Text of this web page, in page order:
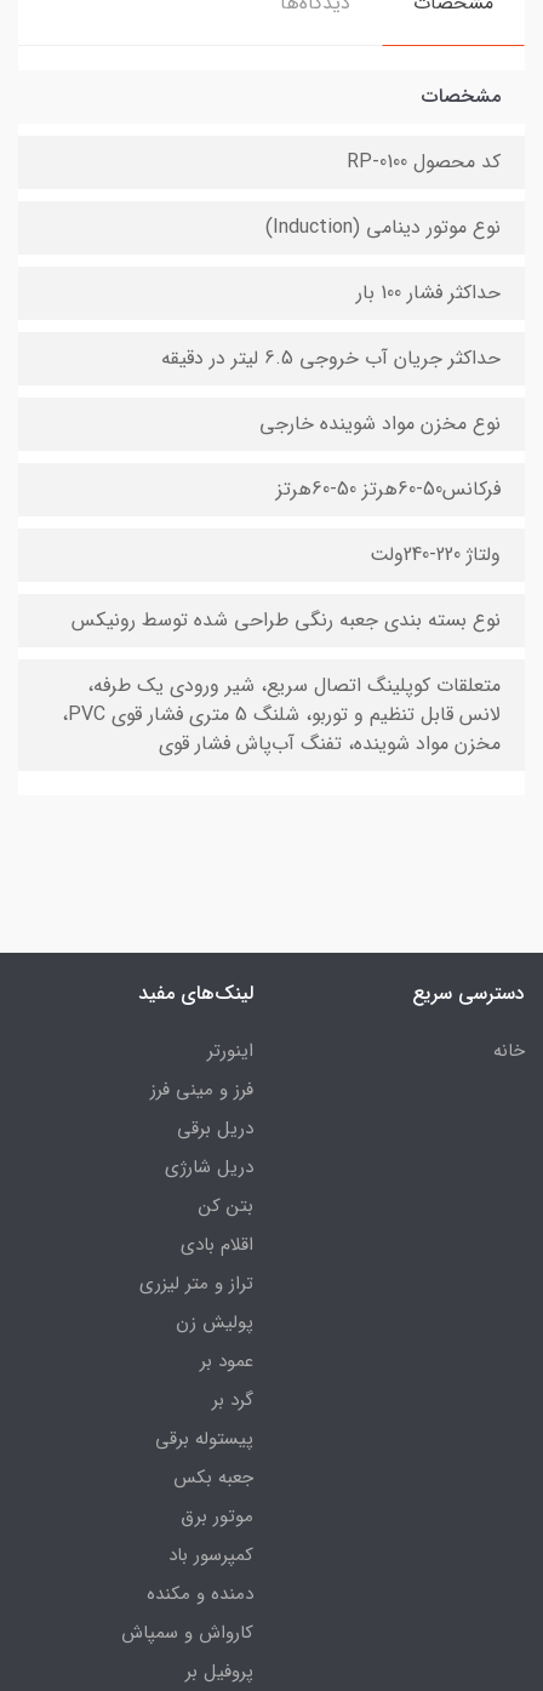
مشخصات
کد محصول RP-0100
نوع موتور دینامی (Induction)
حداکثر فشار 100 بار
حداکثر جریان آب خروجی 6.5 لیتر در دقیقه
نوع مخزن مواد شوینده خارجی
فرکانس50-60هرتز 50-60هرتز
ولتاژ 220-240ولت
نوع بسته ‌بندی جعبه رنگی طراحی شده توسط رونیکس
متعلقات کوپلینگ اتصال سریع، شیر ورودی یک طرفه،
لانس قابل تنظیم و توربو، شلنگ 5 متری فشار قوی PVC،
مخزن مواد شوینده، تفنگ آب‌پاش فشار قوی
دسترسی سریع
خانه
لینک‌های مفید
اینورتر
فرز و مینی فرز
دریل برقی
دریل شارژی
بتن کن
اقلام بادی
تراز و متر لیزری
پولیش زن
عمود بر
گرد بر
پیستوله برقی
جعبه بکس
موتور برق
کمپرسور باد
دمنده و مکنده
کارواش و سمپاش
پروفیل بر